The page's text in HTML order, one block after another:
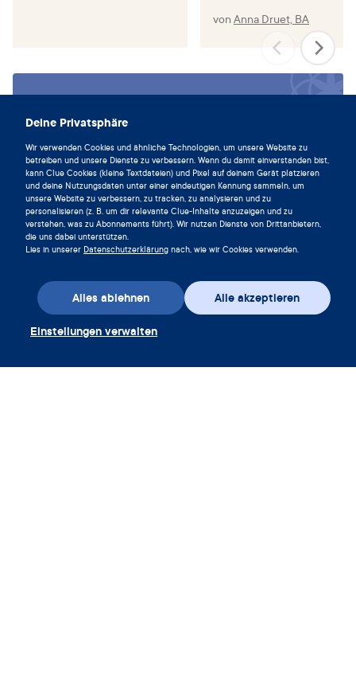
Deine Privatsphäre
Wir verwenden Cookies und ähnliche Technologien, um unsere Website zu
betreiben und unsere Dienste zu verbessern. Wenn du damit einverstanden bist,
kann Clue Cookies (kleine Textdateien) und Pixel auf deinem Gerät platzieren
und deine Nutzungsdaten unter einer eindeutigen Kennung sammeln, um
unsere Website zu verbessern, zu tracken, zu analysieren und zu
personalisieren (z. B. um dir relevante Clue-Inhalte anzuzeigen und zu
verstehen, was zu Abonnements führt). Wir nutzen Dienste von Drittanbietern,
die uns dabei unterstützen.
Lies in unserer Datenschutzerklärung nach, wie wir Cookies verwenden.
Alle akzeptieren
Alles ablehnen
Einstellungen verwalten
von Anna Druet, BA
Zyklus und lade die Clue App noch
heute herunter.
Clue herunterladen